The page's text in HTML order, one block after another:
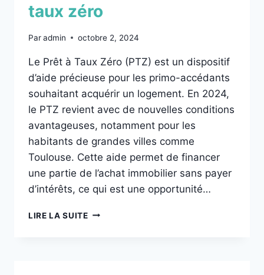
taux zéro
Paradmin octobre 2, 2024
Le Prêt à Taux Zéro (PTZ) est un dispositif
d’aide précieuse pour les primo-accédants
souhaitant acquérir un logement. En 2024,
le PTZ revient avec de nouvelles conditions
avantageuses, notamment pour les
habitants de grandes villes comme
Toulouse. Cette aide permet de financer
une partie de l’achat immobilier sans payer
d’intérêts, ce qui est une opportunité…
LIRE LA SUITE